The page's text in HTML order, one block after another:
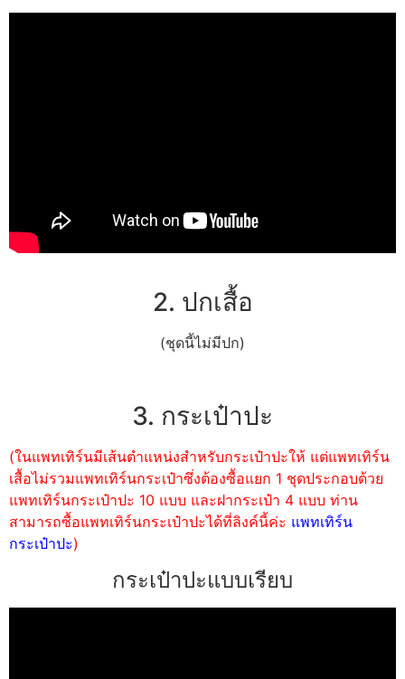
2. ปกเสื้อ
(ชุดนี้ไม่มีปก)
3. กระเป๋าปะ
(ในแพทเทิร์นมีเส้นตำแหน่งสำหรับกระเป๋าปะให้ แต่แพทเทิร์น
เสื้อไม่รวมแพทเทิร์นกระเป๋าซึ่งต้องซื้อแยก 1 ชุดประกอบด้วย
แพทเทิร์นกระเป๋าปะ 10 แบบ และฝากระเป๋า 4 แบบ ท่าน
สามารถซื้อแพทเทิร์นกระเป๋าปะได้ที่ลิงค์นี้ค่ะ แพทเทิร์น
กระเป๋าปะ)
กระเป๋าปะแบบเรียบ